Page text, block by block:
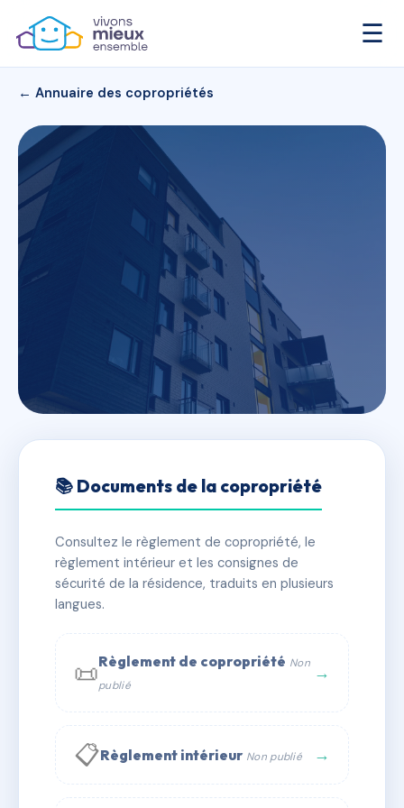
☰
← Annuaire des copropriétés
Résidence Sainte Hélène
✓ Immatriculée 🏠 60 lots 🏗 1 bâtiment(s)
📞 Contacter Syndic Digital
📚 Documents de la copropriété
Consultez le règlement de copropriété, le
règlement intérieur et les consignes de
sécurité de la résidence, traduits en plusieurs
langues.
📜Règlement de copropriété Non
publié
→
📋Règlement intérieur Non publié →